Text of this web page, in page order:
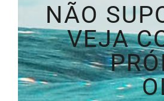
NÃO
VEJA